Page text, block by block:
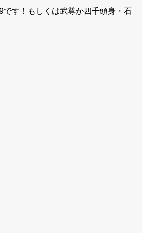
です！もしくは武尊か四千頭身・石